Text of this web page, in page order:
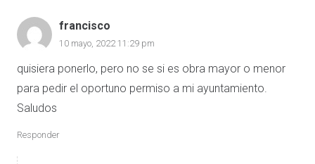
francisco
10 mayo, 2022 11:29 pm
quisiera ponerlo, pero no se si es obra mayor o menor
para pedir el oportuno permiso a mi ayuntamiento.
Saludos
Responder